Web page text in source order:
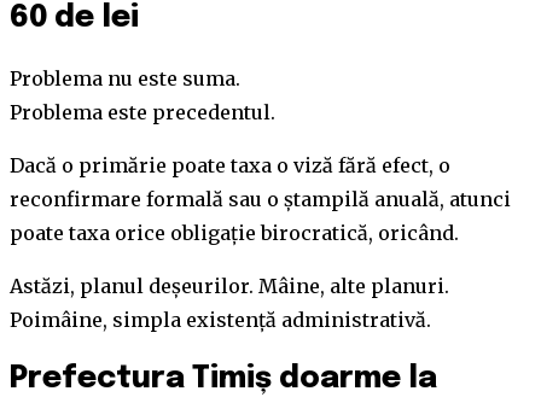
60 de lei
Problema nu este suma.
Problema este precedentul.
Dacă o primărie poate taxa o viză fără efect, o
reconfirmare formală sau o ștampilă anuală, atunci
poate taxa orice obligație birocratică, oricând.
Astăzi, planul deșeurilor. Mâine, alte planuri.
Poimâine, simpla existență administrativă.
Prefectura Timiș doarme la